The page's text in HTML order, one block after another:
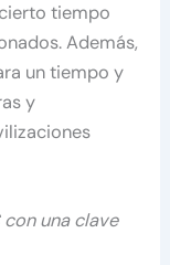
tiempo
Además,
un tiempo y
y
una clave